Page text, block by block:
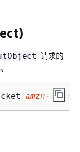
请求的
amzn-s3-